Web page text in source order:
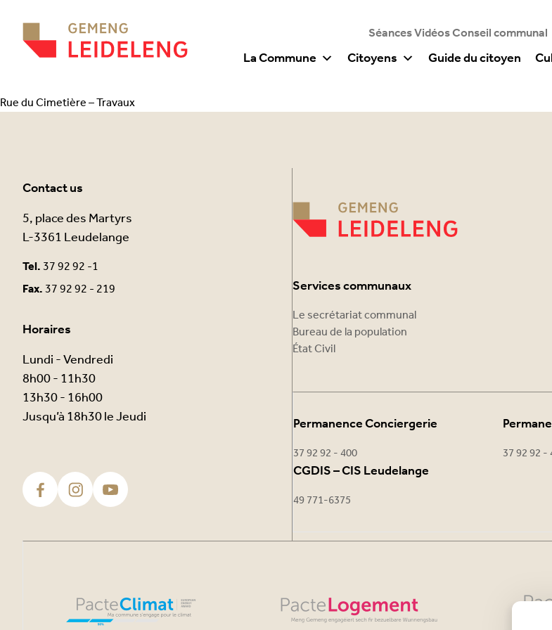
Séances Vidéos Conseil communal
La Commune Citoyens Guide du citoyen
Rue du Cimetière – Travaux
Contact us
5, place des Martyrs
L-3361 Leudelange
Tel.37 92 92 -1
Fax.37 92 92 - 219
Horaires
Lundi - Vendredi
8h00 - 11h30
13h30 - 16h00
Jusqu’à 18h30 le Jeudi
Services communaux
Le secrétariat communal
Bureau de la population
État Civil
Permanence Conciergerie
37 92 92 - 400 37 92 92 -
CGDIS – CIS Leudelange
49 771-6375